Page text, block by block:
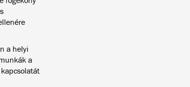
a helyi
a